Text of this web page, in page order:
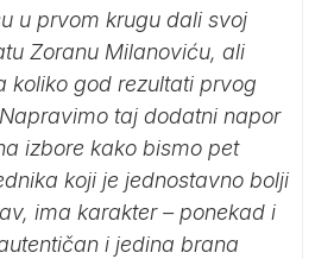
u prvom krugu dali svoj
Zoranu Milanoviću, ali
koliko god rezultati prvog
taj dodatni napor
izbore kako bismo pet
koji je jednostavno bolji
ima karakter – ponekad i
i jedina brana